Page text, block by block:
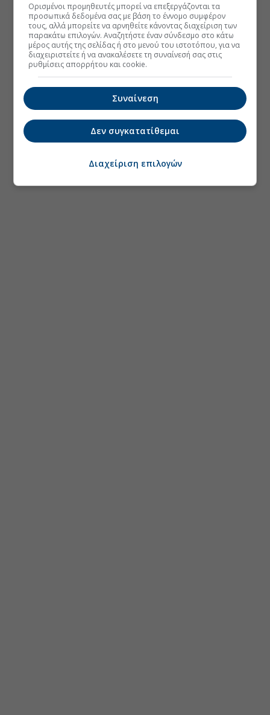
Ορισμένοι προμηθευτές μπορεί να επεξεργάζονται τα
προσωπικά δεδομένα σας με βάση το έννομο συμφέρον
τους, αλλά μπορείτε να αρνηθείτε κάνοντας διαχείριση των
παρακάτω επιλογών. Αναζητήστε έναν σύνδεσμο στο κάτω
μέρος αυτής της σελίδας ή στο μενού του ιστοτόπου, για να
διαχειριστείτε ή να ανακαλέσετε τη συναίνεσή σας στις
ρυθμίσεις απορρήτου και cookie.
Συναίνεση
Δεν συγκατατίθεμαι
Διαχείριση επιλογών